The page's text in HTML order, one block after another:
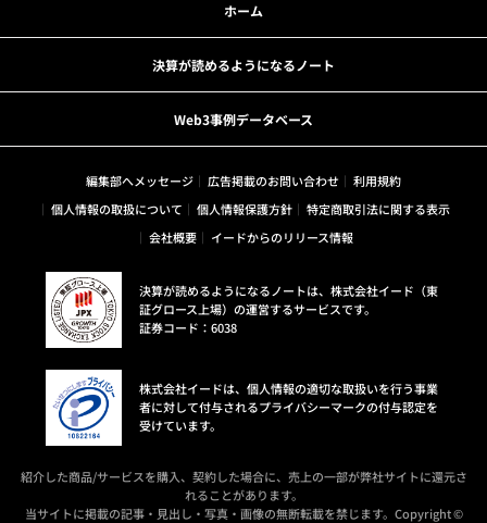
ホーム
決算が読めるようになるノート
Web3事例データベース
編集部へメッセージ 広告掲載のお問い合わせ
利用規約
個人情報の取扱について
個人情報保護方針
特定商取引法に関する表示
会社概要
イードからのリリース情報
決算が読めるようになるノートは、株式会社イード（東
証グロース上場）の運営するサービスです。
証券コード：6038
株式会社イードは、個人情報の適切な取扱いを行う事業
者に対して付与されるプライバシーマークの付与認定を
受けています。
紹介した商品/サービスを購入、契約した場合に、売上の一部が弊社サイトに還元さ
れることがあります。
当サイトに掲載の記事・見出し・写真・画像の無断転載を禁じます。Copyright ©